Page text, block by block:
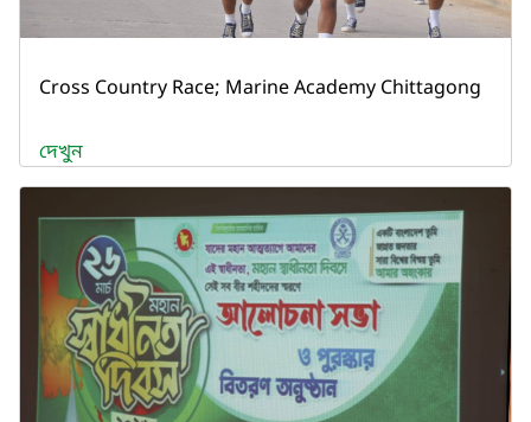
Cross Country Race; Marine Academy Chittagong
দেখুন